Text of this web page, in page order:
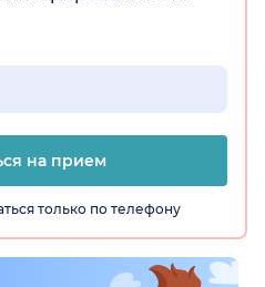
на прием
только по телефону